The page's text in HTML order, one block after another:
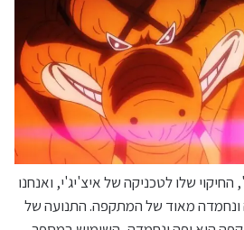
החיקוי שלו לטכניקה של איצ'יג'י, ואנחנו
מאוד של המתקפה. התנועה של